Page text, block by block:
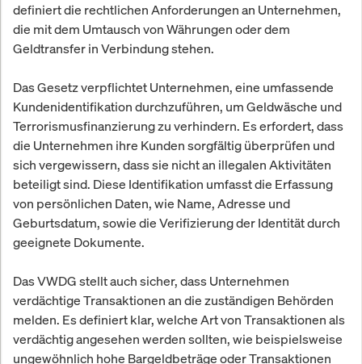
definiert die rechtlichen Anforderungen an Unternehmen,
die mit dem Umtausch von Währungen oder dem
Geldtransfer in Verbindung stehen.
Das Gesetz verpflichtet Unternehmen, eine umfassende
Kundenidentifikation durchzuführen, um Geldwäsche und
Terrorismusfinanzierung zu verhindern. Es erfordert, dass
die Unternehmen ihre Kunden sorgfältig überprüfen und
sich vergewissern, dass sie nicht an illegalen Aktivitäten
beteiligt sind. Diese Identifikation umfasst die Erfassung
von persönlichen Daten, wie Name, Adresse und
Geburtsdatum, sowie die Verifizierung der Identität durch
geeignete Dokumente.
Das VWDG stellt auch sicher, dass Unternehmen
verdächtige Transaktionen an die zuständigen Behörden
melden. Es definiert klar, welche Art von Transaktionen als
verdächtig angesehen werden sollten, wie beispielsweise
ungewöhnlich hohe Bargeldbeträge oder Transaktionen